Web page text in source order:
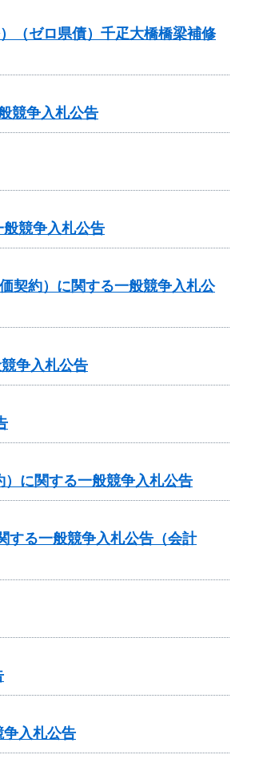
（ゼロ県債）千疋大橋橋梁補修
競争入札公告
競争入札公告
契約）に関する一般競争入札公
争入札公告
に関する一般競争入札公告
する一般競争入札公告（会計
入札公告